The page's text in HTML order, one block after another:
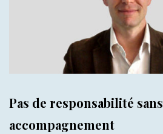
Pas de responsabilité sans
accompagnement